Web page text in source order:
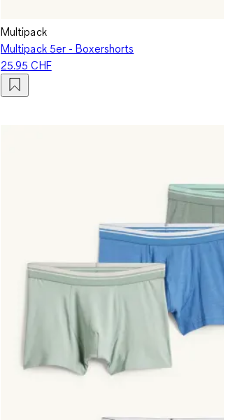
Multipack
Multipack 5er - Boxershorts
25.95 CHF